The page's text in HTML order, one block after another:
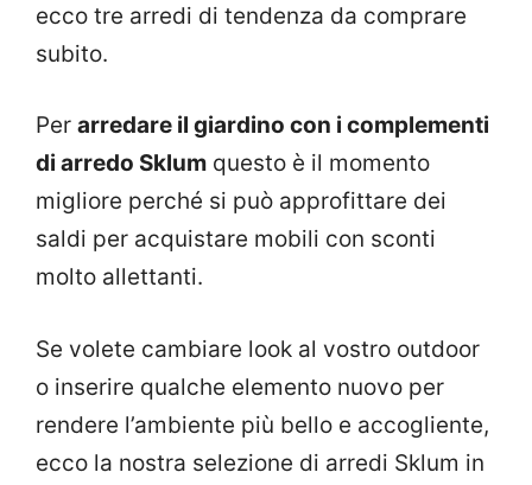
ecco tre arredi di tendenza da comprare
subito.
Per arredare il giardino con i complementi
di arredo Sklum questo è il momento
migliore perché si può approfittare dei
saldi per acquistare mobili con sconti
molto allettanti.
Se volete cambiare look al vostro outdoor
o inserire qualche elemento nuovo per
rendere l’ambiente più bello e accogliente,
ecco la nostra selezione di arredi Sklum in